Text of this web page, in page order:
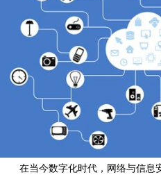
在当今数字化时代，网络与信息